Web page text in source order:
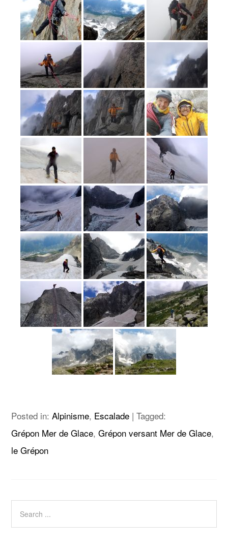
Posted in:Alpinisme, Escalade |Tagged:
Grépon Mer de Glace,Grépon versant Mer de Glace,
le Grépon